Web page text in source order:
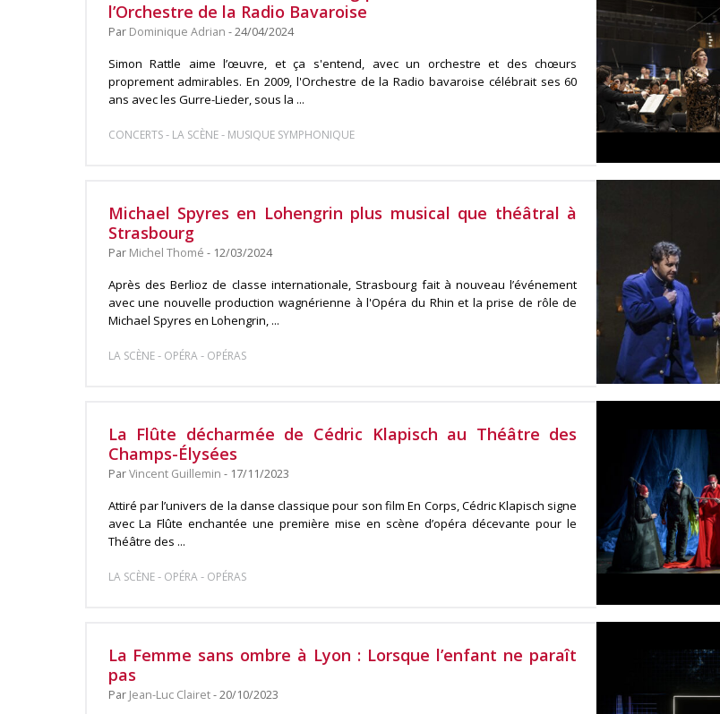
l’Orchestre de la Radio Bavaroise
Par Dominique Adrian - 24/04/2024
Simon Rattle aime l’œuvre, et ça s'entend, avec un orchestre et des chœurs
proprement admirables. En 2009, l'Orchestre de la Radio bavaroise célébrait ses 60
ans avec les Gurre-Lieder, sous la ...
CONCERTS- LA SCÈNE- MUSIQUE SYMPHONIQUE
Michael Spyres en Lohengrin plus musical que théâtral à
Strasbourg
Par Michel Thomé - 12/03/2024
Après des Berlioz de classe internationale, Strasbourg fait à nouveau l’événement
avec une nouvelle production wagnérienne à l'Opéra du Rhin et la prise de rôle de
Michael Spyres en Lohengrin, ...
LA SCÈNE- OPÉRA- OPÉRAS
La Flûte décharmée de Cédric Klapisch au Théâtre des
Champs-Élysées
ParVincent Guillemin - 17/11/2023
Attiré par l’univers de la danse classique pour son film En Corps, Cédric Klapisch signe
avec La Flûte enchantée une première mise en scène d’opéra décevante pour le
Théâtre des ...
LA SCÈNE- OPÉRA- OPÉRAS
La Femme sans ombre à Lyon : Lorsque l’enfant ne paraît
pas
Par Jean-Luc Clairet- 20/10/2023